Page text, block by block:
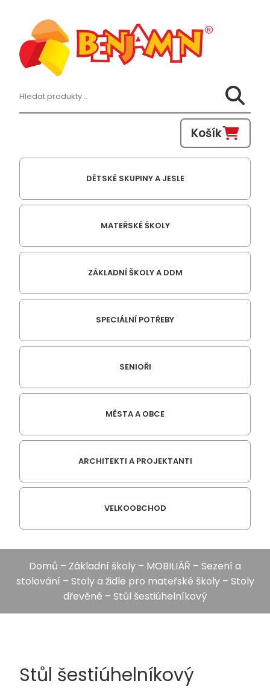
Hledat:
Košík
DĚTSKÉ SKUPINY A JESLE
MATEŘSKÉ ŠKOLY
ZÁKLADNÍ ŠKOLY A DDM
SPECIÁLNÍ POTŘEBY
SENIOŘI
MĚSTA A OBCE
ARCHITEKTI A PROJEKTANTI
VELKOOBCHOD
Domů – Základní školy – MOBILIÁŘ – Sezení a
stolování – Stoly a židle pro mateřské školy– Stoly
dřevěné – Stůl šestiúhelníkový
Stůl šestiúhelníkový